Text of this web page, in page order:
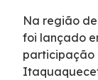
Agenda
Na região
foi lançado
participação